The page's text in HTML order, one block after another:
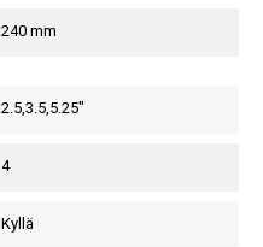
240 mm
2.5,3.5,5.25"
4
Kyllä